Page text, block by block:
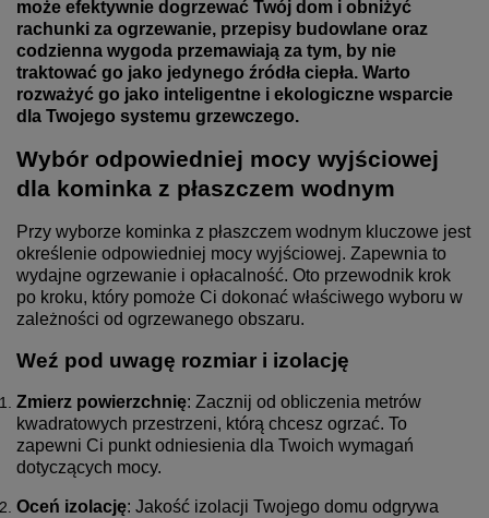
może efektywnie dogrzewać Twój dom i obniżyć
rachunki za ogrzewanie, przepisy budowlane oraz
codzienna wygoda przemawiają za tym, by nie
traktować go jako jedynego źródła ciepła. Warto
rozważyć go jako inteligentne i ekologiczne wsparcie
dla Twojego systemu grzewczego.
Wybór odpowiedniej mocy wyjściowej
dla kominka z płaszczem wodnym
Przy wyborze kominka z płaszczem wodnym kluczowe jest
określenie odpowiedniej mocy wyjściowej. Zapewnia to
wydajne ogrzewanie i opłacalność. Oto przewodnik krok
po kroku, który pomoże Ci dokonać właściwego wyboru w
zależności od ogrzewanego obszaru.
Weź pod uwagę rozmiar i izolację
Zmierz powierzchnię: Zacznij od obliczenia metrów
kwadratowych przestrzeni, którą chcesz ogrzać. To
zapewni Ci punkt odniesienia dla Twoich wymagań
dotyczących mocy.
Oceń izolację: Jakość izolacji Twojego domu odgrywa